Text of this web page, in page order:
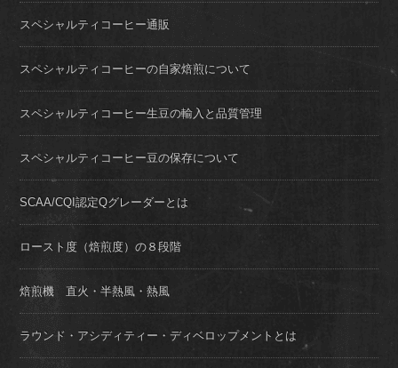
スペシャルティコーヒー通販
スペシャルティコーヒーの自家焙煎について
スペシャルティコーヒー生豆の輸入と品質管理
スペシャルティコーヒー豆の保存について
SCAA/CQI認定Qグレーダーとは
ロースト度（焙煎度）の８段階
焙煎機 直火・半熱風・熱風
ラウンド・アシディティー・ディベロップメントとは